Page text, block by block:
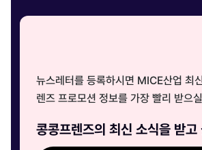
뉴스레터를 등록하시면 MICE산업 최
렌즈 프로모션 정보를 가장 빨리 받으
콩콩프렌즈의 최신 소식을 받고